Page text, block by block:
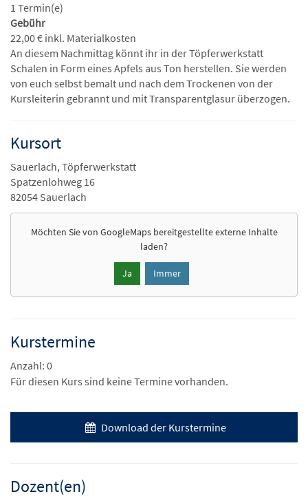
1 Termin(e)
Gebühr
22,00 € inkl. Materialkosten
An diesem Nachmittag könnt ihr in der Töpferwerkstatt
Schalen in Form eines Apfels aus Ton herstellen. Sie werden
von euch selbst bemalt und nach dem Trockenen von der
Kursleiterin gebrannt und mit Transparentglasur überzogen.
Kursort
Sauerlach, Töpferwerkstatt
Spatzenlohweg 16
82054 Sauerlach
Möchten Sie von GoogleMapsbereitgestellte externe Inhalte
laden?
Ja Immer
Kurstermine
Anzahl: 0
Für diesen Kurs sind keine Termine vorhanden.
Download der Kurstermine
Dozent(en)